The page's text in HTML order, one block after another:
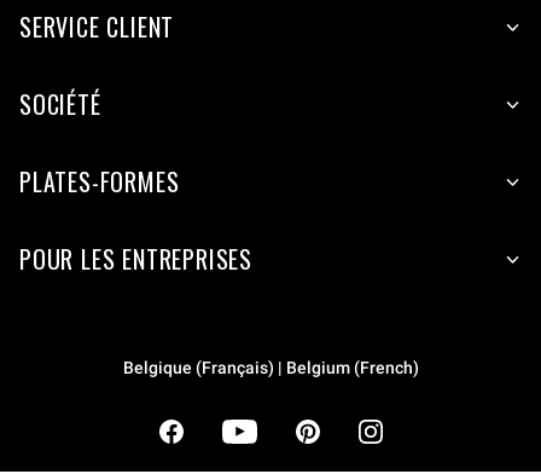
SERVICE CLIENT
SOCIÉTÉ
PLATES-FORMES
POUR LES ENTREPRISES
Belgique (Français) | Belgium (French)